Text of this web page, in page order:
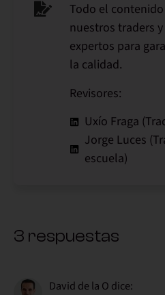
Todo el
nuestros traders
expertos para
la calidad.
Revisores:
Uxío Fraga
Jorge Luces
escuela)
3 respuestas
David de la O dice: